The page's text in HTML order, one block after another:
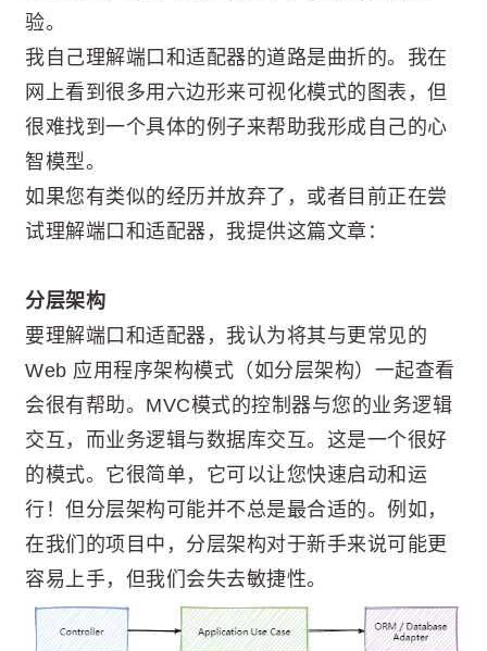
验。
我自己理解端口和适配器的道路是曲折的。我在
网上看到很多用六边形来可视化模式的图表，但
很难找到一个具体的例子来帮助我形成自己的心
智模型。
如果您有类似的经历并放弃了，或者目前正在尝
试理解端口和适配器，我提供这篇文章：
分层架构
要理解端口和适配器，我认为将其与更常见的
Web 应用程序架构模式（如分层架构）一起查看
会很有帮助。MVC模式的控制器与您的业务逻辑
交互，而业务逻辑与数据库交互。这是一个很好
的模式。它很简单，它可以让您快速启动和运
行！但分层架构可能并不总是最合适的。例如，
在我们的项目中，分层架构对于新手来说可能更
容易上手，但我们会失去敏捷性。